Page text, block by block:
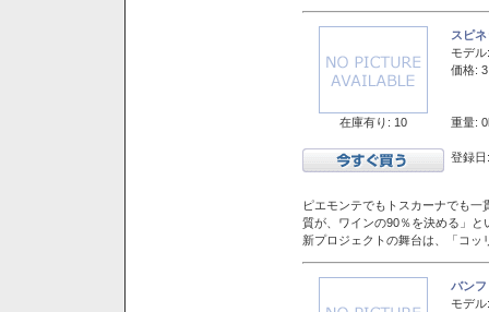
在庫有り: 10
スピ
モデル:
価格:
重量:
登録
ピエモンテでもトスカーナでも
質が、ワインの90％を決める」
新プロジェクトの舞台は、「コ
バン
モデル: